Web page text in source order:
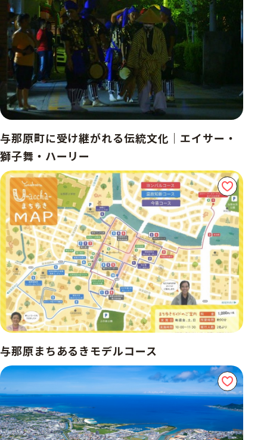
与那原町に受け継がれる伝統文化｜エイサー・
獅子舞・ハーリー
与那原まちあるきモデルコース